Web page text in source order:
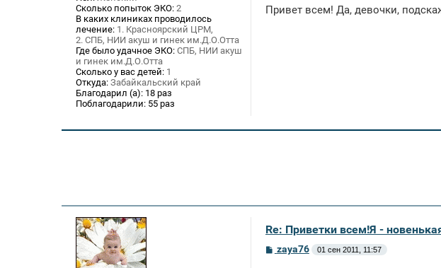
Сколько попыток ЭКО: 2
В каких клиниках проводилось
лечение: 1. Красноярский ЦРМ,
2. СПБ, НИИ акуш и гинек им.Д.О.Отта
Где было удачное ЭКО: СПБ, НИИ акуш
и гинек им.Д.О.Отта
Сколько у вас детей: 1
Откуда: Забайкальский край
Благодарил (а): 18 раз
Поблагодарили: 55 раз
Привет всем! Да, девочки,
Re: Приветки всем!Я -
Сzaya76 01 сен 2011, 11:57